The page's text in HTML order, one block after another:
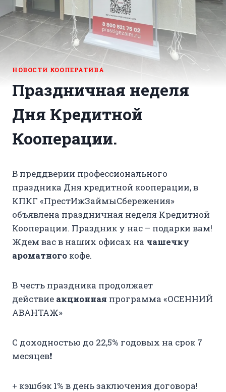
НОВОСТИ КООПЕРАТИВА
Праздничная неделя
Дня Кредитной
Кооперации.
В преддверии профессионального
праздника Дня кредитной кооперации, в
КПКГ «ПрестИжЗаймыСбережения»
объявлена праздничная неделя Кредитной
Кооперации. Праздник у нас – подарки вам!
Ждем вас в наших офисах на чашечку
ароматного кофе.
В честь праздника продолжает
действие акционная программа «ОСЕННИЙ
АВАНТАЖ»
С доходностью до 22,5% годовых на срок 7
месяцев❗️
+ кэшбэк 1% в день заключения договора!